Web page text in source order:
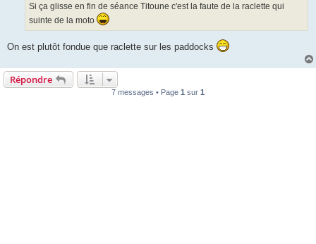
Si ça glisse en fin de séance Titoune c'est la faute de la raclette qui
suinte de la moto
On est plutôt fondue que raclette sur les paddocks
Répondre
7 messages • Page 1 sur 1